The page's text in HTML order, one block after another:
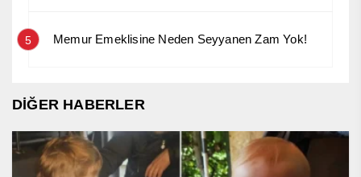
5 Memur Emeklisine Neden Seyyanen Zam Yok!
DİĞER HABERLER